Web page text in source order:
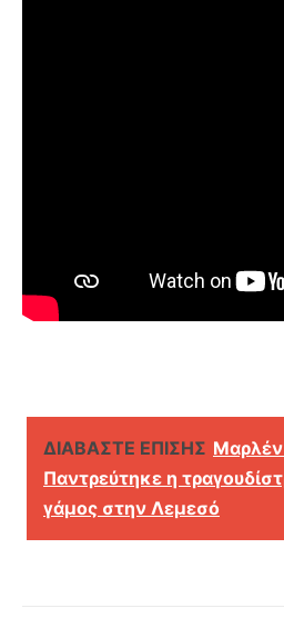
ΔΙΑΒΑΣΤΕ ΕΠΙΣΗΣ Μαρλέν
Παντρεύτηκε η
γάμος στην Λεμεσό